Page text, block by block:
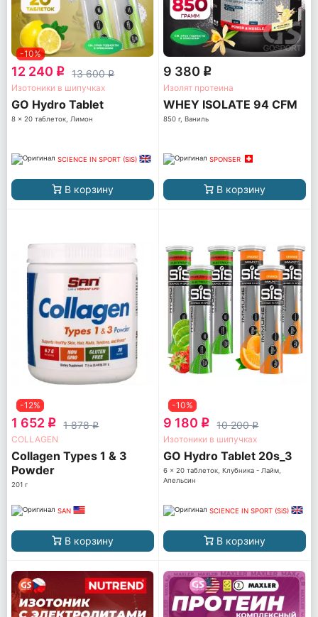
-10%
12 240 q 13 600q
Изотоники в шипучках
GO Hydro Tablet
8 x 20 таблеток, Лимон
SCIENCE IN SPORT (SiS)
В корзину
9 380 q
Изолят протеина
WHEY ISOLATE 94 CFM
850 г, Ваниль
SPONSER
В корзину
-12%
1 652 q 1 878q
COLLAGEN
Collagen Types 1 & 3
Powder
201 г
SAN
В корзину
-10%
9 180 q 10 200q
Изотоники в шипучках
GO Hydro Tablet 20s_3
6 x 20 таблеток, Клубника - Лайм,
Апельсин
SCIENCE IN SPORT (SiS)
В корзину